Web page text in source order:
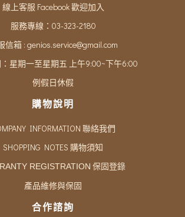
線上客服 Facebook 歡迎加入
服務專線：03-323-2180
信箱 : genios.service@gmail.com
星期一至星期五 上午9:00~下午6:00
例假日休假
購物說明
INFORMATION 聯絡我們
SHOPPING NOTES 購物須知
REGISTRATION 保固登錄
產品維修與保固
合作諮詢